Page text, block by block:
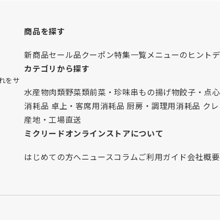
をサ
商品を探す
新商品セール品クーポン特集一覧メニューのヒント
カテゴリから探す
水産物肉類野菜類前菜・珍味串もの揚げ物餃子・点心
消耗品 卓上・客席用消耗品 厨房・調理用消耗品 ク
産地・工場直送
ミクリードオンラインストアについて
はじめての方へニュースコラムご利用ガイド会社概要